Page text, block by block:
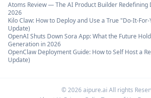
Atoms Review — The AI Product Builder Redefining
2026
Kilo Claw: How to Deploy and Use a True
Update)
OpenAI Shuts Down Sora App: What the Future
Generation in 2026
OpenClaw Deployment Guide: How to Self Host a
Update)
©2026aipure.ai All rights